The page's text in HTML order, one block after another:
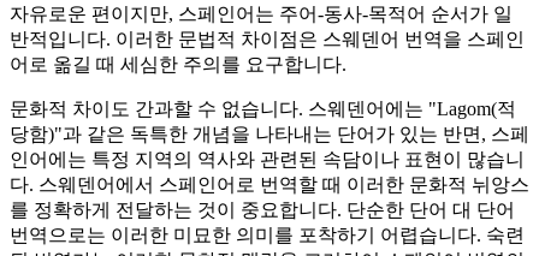
자유로운 편이지만, 스페인어는 주어-동사-목적어 순서가 일
반적입니다. 이러한 문법적 차이점은 스웨덴어 번역을 스페인
어로 옮길 때 세심한 주의를 요구합니다.
문화적 차이도 간과할 수 없습니다. 스웨덴어에는 "Lagom(적
당함)"과 같은 독특한 개념을 나타내는 단어가 있는 반면, 스페
인어에는 특정 지역의 역사와 관련된 속담이나 표현이 많습니
다. 스웨덴어에서 스페인어로 번역할 때 이러한 문화적 뉘앙스
를 정확하게 전달하는 것이 중요합니다. 단순한 단어 대 단어
번역으로는 이러한 미묘한 의미를 포착하기 어렵습니다. 숙련